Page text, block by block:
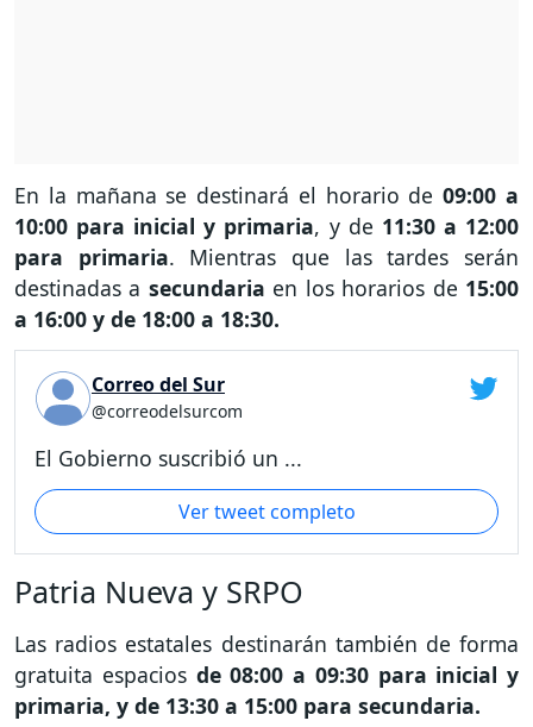
En la mañana se destinará el horario de 09:00 a
10:00 para inicial y primaria, y de 11:30 a 12:00
para primaria. Mientras que las tardes serán
destinadas a secundaria en los horarios de 15:00
a 16:00 y de 18:00 a 18:30.
Correo del Sur
@correodelsurcom
El Gobierno suscribió un ...
Ver tweet completo
Patria Nueva y SRPO
Las radios estatales destinarán también de forma
gratuita espacios de 08:00 a 09:30 para inicial y
primaria, y de 13:30 a 15:00 para secundaria.